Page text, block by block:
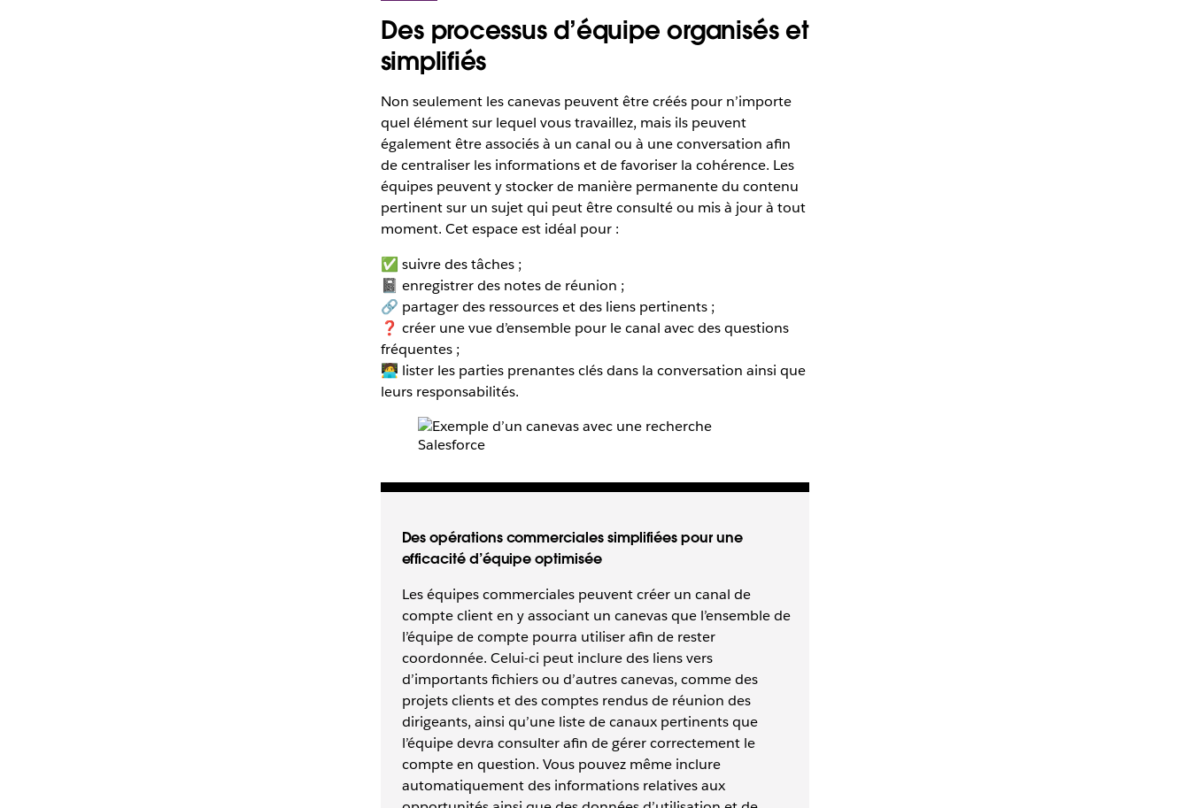
Des processus d’équipe organisés et
simplifiés
Non seulement les canevas peuvent être créés pour n’importe
quel élément sur lequel vous travaillez, mais ils peuvent
également être associés à un canal ou à une conversation afin
de centraliser les informations et de favoriser la cohérence. Les
équipes peuvent y stocker de manière permanente du contenu
pertinent sur un sujet qui peut être consulté ou mis à jour à tout
moment. Cet espace est idéal pour :
✅ suivre des tâches ;
📓 enregistrer des notes de réunion ;
🔗 partager des ressources et des liens pertinents ;
❓ créer une vue d’ensemble pour le canal avec des questions
fréquentes ;
🧑‍💻 lister les parties prenantes clés dans la conversation ainsi que
leurs responsabilités.
Des opérations commerciales simplifiées pour une
efficacité d’équipe optimisée
Les équipes commerciales peuvent créer un canal de
compte client en y associant un canevas que l’ensemble de
l’équipe de compte pourra utiliser afin de rester
coordonnée. Celui-ci peut inclure des liens vers
d’importants fichiers ou d’autres canevas, comme des
projets clients et des comptes rendus de réunion des
dirigeants, ainsi qu’une liste de canaux pertinents que
l’équipe devra consulter afin de gérer correctement le
compte en question. Vous pouvez même inclure
automatiquement des informations relatives aux